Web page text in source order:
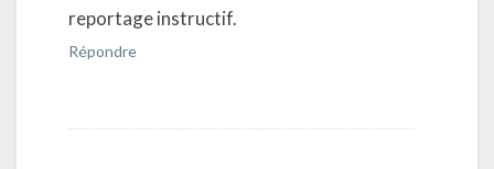
reportage instructif.
Répondre